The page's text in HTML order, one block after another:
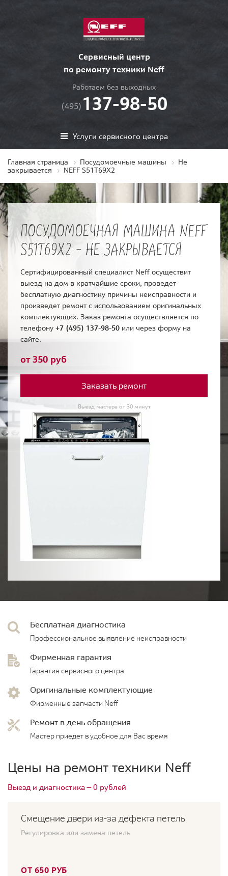
Сервисный центр
по ремонту техники Neff
Работаем без выходных
(495) 137-98-50
Услуги сервисного центра
Главная страница Посудомоечные машины
Не
закрывается
NEFF S51T69X2
ПОСУДОМОЕЧНАЯ МАШИНА NEFF
S51T69X2 - НЕ ЗАКРЫВАЕТСЯ
Сертифицированный специалист Neff осуществит
выезд на дом в кратчайшие сроки, проведет
бесплатную диагностику причины неисправности и
произведет ремонт с использованием оригинальных
комплектующих. Заказ ремонта осуществляется по
телефону +7 (495) 137-98-50 или через форму на
сайте.
от 350 руб
Заказать ремонт
Выезд мастера от 30 минут
Бесплатная диагностика
Профессиональное выявление неисправности
Фирменная гарантия
Гарантия сервисного центра
Оригинальные комплектующие
Фирменные запчасти Neff
Ремонт в день обращения
Мастер приедет в удобное для Вас время
Цены на ремонт техники Neff
Выезд и диагностика — 0 рублей
Смещение двери из-за дефекта петель
Регулировка или замена петель
ОТ 650 РУБ